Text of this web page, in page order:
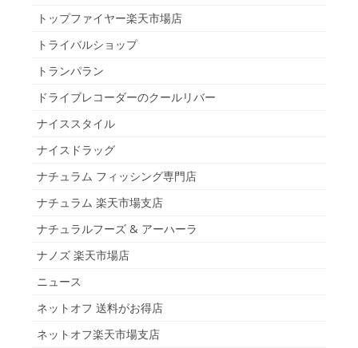
トップファイヤー楽天市場店
トライバルショップ
トランパラン
ドライブレコーダーのクールリバー
ナイススタイル
ナイスドラッグ
ナチュラム フィッシング専門店
ナチュラム 楽天市場支店
ナチュラルフーズ & アーハーラ
ナノズ 楽天市場店
ニュース
ネットオフ 送料がお得店
ネットオフ楽天市場支店